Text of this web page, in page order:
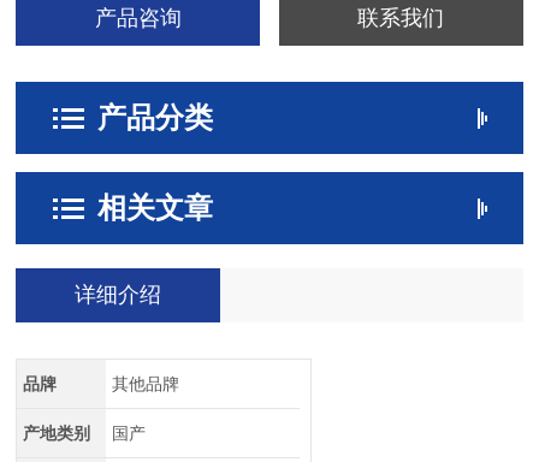
产品咨询 联系我们
产品分类
相关文章
详细介绍
品牌 其他品牌
产地类别 国产